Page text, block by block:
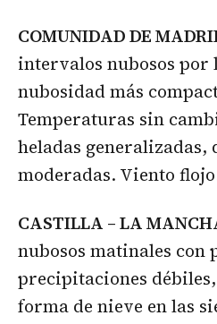
COMUNIDAD DE
intervalos nubosos por
nubosidad más
Temperaturas sin
heladas generalizadas,
moderadas. Viento
CASTILLA – LA
nubosos matinales con
precipitaciones
forma de nieve en las